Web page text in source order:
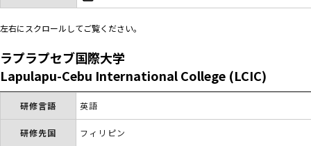
左右にスクロールしてご覧ください。
ラプラプセブ国際大学
Lapulapu-Cebu International College (LCIC)
研修言語 英語
研修先国 フィリピン